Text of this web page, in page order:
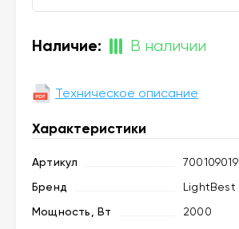
Наличие: В наличии
Техническое описание
Характеристики
Артикул
700109019
Бренд
LightBest
Мощность, Вт
2000